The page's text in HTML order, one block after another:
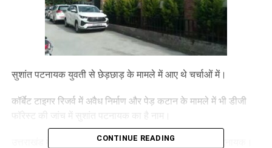
सुशांत पटनायक युवती से छेड़छाड़ के मामले में आए थे चर्चाओं में।
कॉर्बेट टाइगर रिजर्व में अवैध निर्माण और पेड़ कटान के मामले में भी डीजी
फॉरेस्ट की जांच में सुशांत पटनायक का है नाम।
उत्तराखंड में ताकतवर अधिकारी के रूप में जाने जाते हैं सुशांत पटनायक।
CONTINUE READING